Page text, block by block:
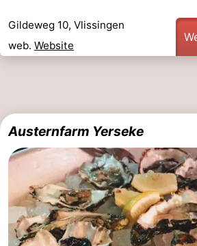
Gildeweg 10, Vlissingen
web. Website
Austernfarm Yerseke